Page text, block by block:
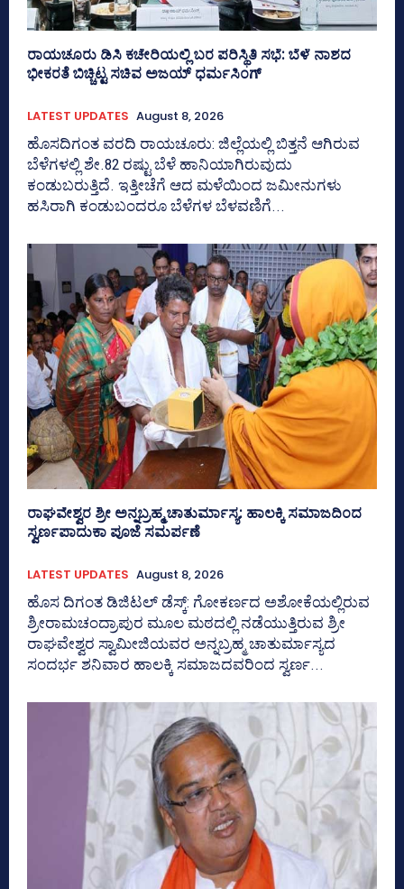
ರಾಯಚೂರು ಡಿಸಿ ಕಚೇರಿಯಲ್ಲಿ ಬರ ಪರಿಸ್ಥಿತಿ ಸಭೆ: ಬೆಳೆ ನಾಶದ
ಭೀಕರತೆ ಬಿಚ್ಚಿಟ್ಟ ಸಚಿವ ಅಜಯ್ ಧರ್ಮಸಿಂಗ್
LATEST UPDATES August 8, 2026
ಹೊಸದಿಗಂತ ವರದಿ ರಾಯಚೂರು: ಜಿಲ್ಲೆಯಲ್ಲಿ ಬಿತ್ತನೆ ಆಗಿರುವ
ಬೆಳೆಗಳಲ್ಲಿ ಶೇ.82 ರಷ್ಟು ಬೆಳೆ ಹಾನಿಯಾಗಿರುವುದು
ಕಂಡುಬರುತ್ತಿದೆ. ಇತ್ತೀಚೆಗೆ ಆದ ಮಳೆಯಿಂದ ಜಮೀನುಗಳು
ಹಸಿರಾಗಿ ಕಂಡುಬಂದರೂ ಬೆಳೆಗಳ ಬೆಳವಣಿಗೆ...
ರಾಘವೇಶ್ವರ ಶ್ರೀ ಅನ್ನಬ್ರಹ್ಮ ಚಾತುರ್ಮಾಸ್ಯ: ಹಾಲಕ್ಕಿ ಸಮಾಜದಿಂದ
ಸ್ವರ್ಣಪಾದುಕಾ ಪೂಜೆ ಸಮರ್ಪಣೆ
LATEST UPDATES August 8, 2026
ಹೊಸ ದಿಗಂತ ಡಿಜಿಟಲ್ ಡೆಸ್ಕ್: ಗೋಕರ್ಣದ ಅಶೋಕೆಯಲ್ಲಿರುವ
ಶ್ರೀರಾಮಚಂದ್ರಾಪುರ ಮೂಲ ಮಠದಲ್ಲಿ ನಡೆಯುತ್ತಿರುವ ಶ್ರೀ
ರಾಘವೇಶ್ವರ ಸ್ವಾಮೀಜಿಯವರ ಅನ್ನಬ್ರಹ್ಮ ಚಾತುರ್ಮಾಸ್ಯದ
ಸಂದರ್ಭ ಶನಿವಾರ ಹಾಲಕ್ಕಿ ಸಮಾಜದವರಿಂದ ಸ್ವರ್ಣ...